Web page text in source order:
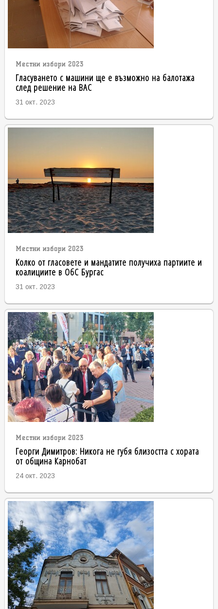
Местни избори 2023
Гласуването с машини ще е възможно на балотажа
след решение на ВАС
31 окт. 2023
Местни избори 2023
Колко от гласовете и мандатите получиха партиите и
коалициите в ОбС Бургас
31 окт. 2023
Местни избори 2023
Георги Димитров: Никога не губя близостта с хората
от община Карнобат
24 окт. 2023